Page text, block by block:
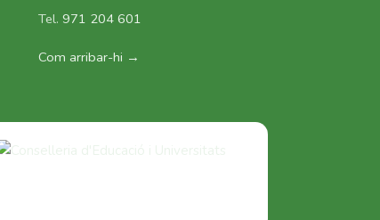
Tel. 971 204 601
Com arribar-hi →